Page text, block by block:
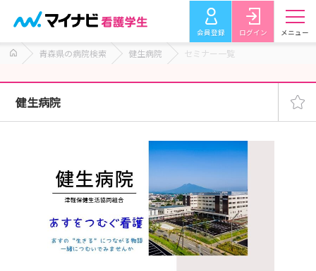
会員登録 ログイン メニュー
青森県の病院検索 健生病院 セミナー一覧
健生病院